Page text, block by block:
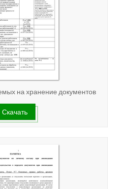
на хранение документов
Скачать